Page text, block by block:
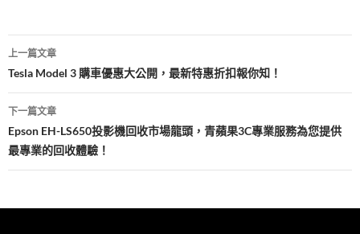
k
文
章
導
覽
上一篇文章
Tesla Model 3 購車優惠大公開，最新特惠折扣報你知！
下一篇文章
Epson EH-LS650投影機回收市場龍頭，青蘋果3C專業服務為您提供
最專業的回收體驗！